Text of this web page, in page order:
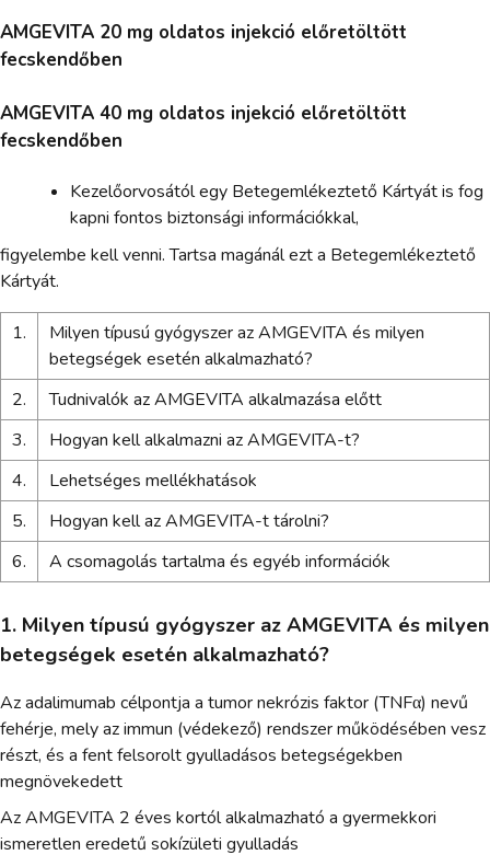
AMGEVITA 20 mg oldatos injekció előretöltött
fecskendőben
AMGEVITA 40 mg oldatos injekció előretöltött
fecskendőben
Kezelőorvosától egy Betegemlékeztető Kártyát is fog
kapni fontos biztonsági információkkal,
figyelembe kell venni. Tartsa magánál ezt a Betegemlékeztető
Kártyát.
1.
Milyen típusú gyógyszer az AMGEVITA és milyen
betegségek esetén alkalmazható?
2.
Tudnivalók az AMGEVITA alkalmazása előtt
3.
Hogyan kell alkalmazni az AMGEVITA-t?
4.
Lehetséges mellékhatások
5.
Hogyan kell az AMGEVITA-t tárolni?
6.
A csomagolás tartalma és egyéb információk
1. Milyen típusú gyógyszer az AMGEVITA és milyen
betegségek esetén alkalmazható?
Az adalimumab célpontja a tumor nekrózis faktor (TNFα) nevű
fehérje, mely az immun (védekező) rendszer működésében vesz
részt, és a fent felsorolt gyulladásos betegségekben
megnövekedett
Az AMGEVITA 2 éves kortól alkalmazható a gyermekkori
ismeretlen eredetű sokízületi gyulladás